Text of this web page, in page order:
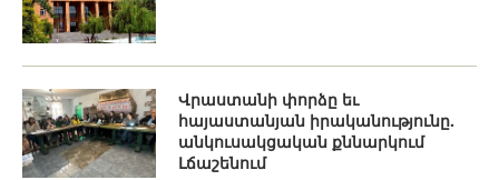
Վրաստանի փորձը եւ
հայաստանյան իրականությունը.
անկուսակցական քննարկում
Լճաշենում